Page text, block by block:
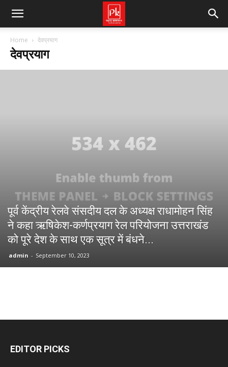
Home देवप्रयाग
देवप्रयाग
पूर्व केंद्रीय रेलवे संसदीय दल के अध्यक्ष राधामोहन सिंह
ने कहा ऋषिकेश-कर्णप्रयाग रेल परियोजना उत्तराखंड
को पूरे देश के साथ एक सूत्र में बंधने...
admin - September 10, 2023
EDITOR PICKS